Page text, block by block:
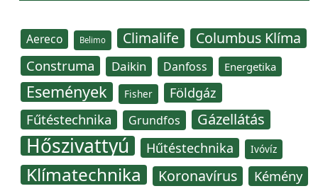
Aereco Belimo Climalife Columbus Klíma
Construma Daikin Danfoss Energetika
Események Fisher Földgáz
Fűtéstechnika Grundfos Gázellátás
Hőszivattyú Hűtéstechnika Ivóvíz
Klímatechnika Koronavírus Kémény